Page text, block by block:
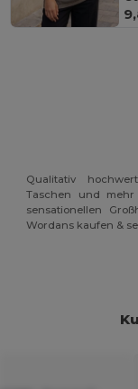
Qualitativ
Taschen und
sensationellen
Wordans kaufen &